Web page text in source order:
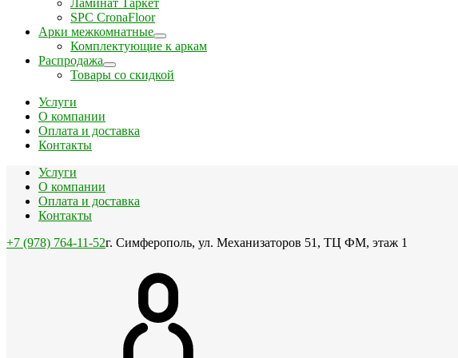
Ламинат Таркет
SPC CronaFloor
Арки межкомнатные
Комплектующие к аркам
Распродажа
Товары со скидкой
Услуги
О компании
Оплата и доставка
Контакты
Услуги
О компании
Оплата и доставка
Контакты
+7 (978) 764-11-52г. Симферополь, ул. Механизаторов 51, ТЦ ФМ, этаж 1